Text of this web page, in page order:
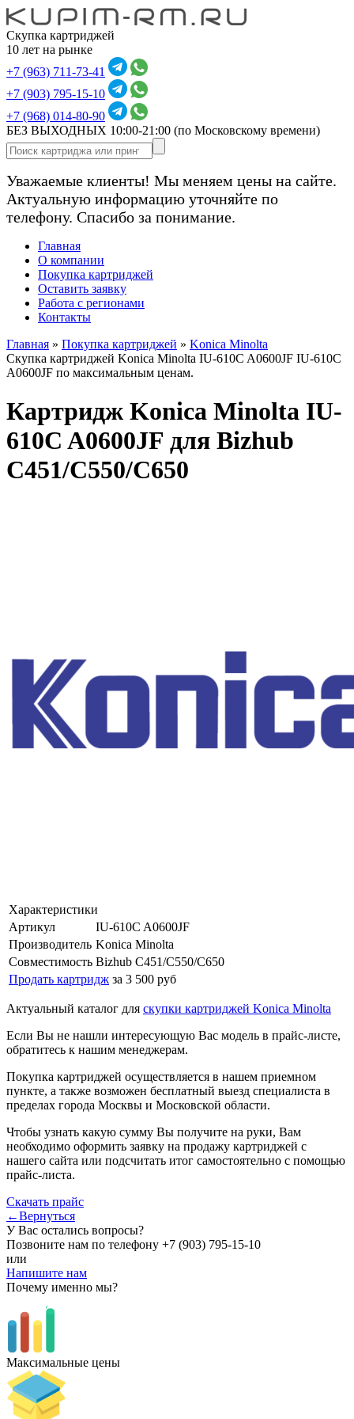
Скупка картриджей
10 лет на рынке
+7 (963) 711-73-41
+7 (903) 795-15-10
+7 (968) 014-80-90
БЕЗ ВЫХОДНЫХ 10:00-21:00 (по Московскому времени)
Уважаемые клиенты! Мы меняем цены на сайте.
Актуальную информацию уточняйте по
телефону. Спасибо за понимание.
Главная
О компании
Покупка картриджей
Оставить заявку
Работа с регионами
Контакты
Главная » Покупка картриджей » Konica Minolta
Скупка картриджей Konica Minolta IU-610C A0600JF IU-610C
A0600JF по максимальным ценам.
Картридж Konica Minolta IU-
610C A0600JF для Bizhub
C451/C550/C650
Характеристики
Артикул
IU-610C A0600JF
Производитель Konica Minolta
Совместимость Bizhub C451/C550/C650
Продать картридж за 3 500 руб
Актуальный каталог для скупки картриджей Konica Minolta
Если Вы не нашли интересующую Вас модель в прайс-листе,
обратитесь к нашим менеджерам.
Покупка картриджей осуществляется в нашем приемном
пункте, а также возможен бесплатный выезд специалиста в
пределах города Москвы и Московской области.
Чтобы узнать какую сумму Вы получите на руки, Вам
необходимо оформить заявку на продажу картриджей с
нашего сайта или подсчитать итог самостоятельно с помощью
прайс-листа.
Скачать прайс
←Вернуться
У Вас остались вопросы?
Позвоните нам по телефону +7 (903) 795-15-10
или
Напишите нам
Почему именно мы?
Максимальные цены